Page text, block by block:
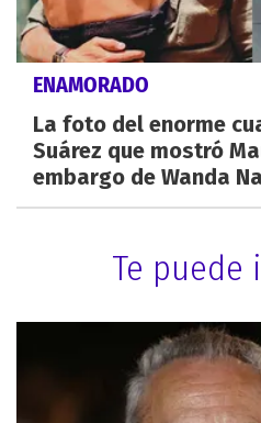
ENAMORADO
La foto del enorme
Suárez que mostró
embargo de Wanda
Te puede